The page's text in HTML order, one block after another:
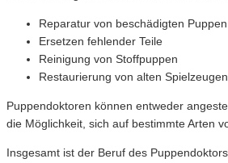
Reparatur von beschädigten Puppen
Ersetzen fehlender Teile
Reinigung von Stoffpuppen
Restaurierung von alten Spielzeugen
Puppendoktoren können entweder
die Möglichkeit, sich auf bestimmte Arten
Insgesamt ist der Beruf des